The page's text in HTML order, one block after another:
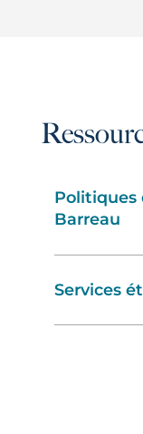
le tiroir Centre de
Politiques
Barreau
Services